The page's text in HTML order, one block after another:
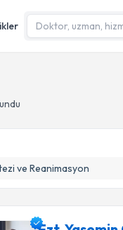
ve Reanimasyon